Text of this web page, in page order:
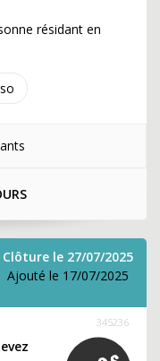
résidant en
Clôture le 27/07/2025
Ajouté le 17/07/2025
345236